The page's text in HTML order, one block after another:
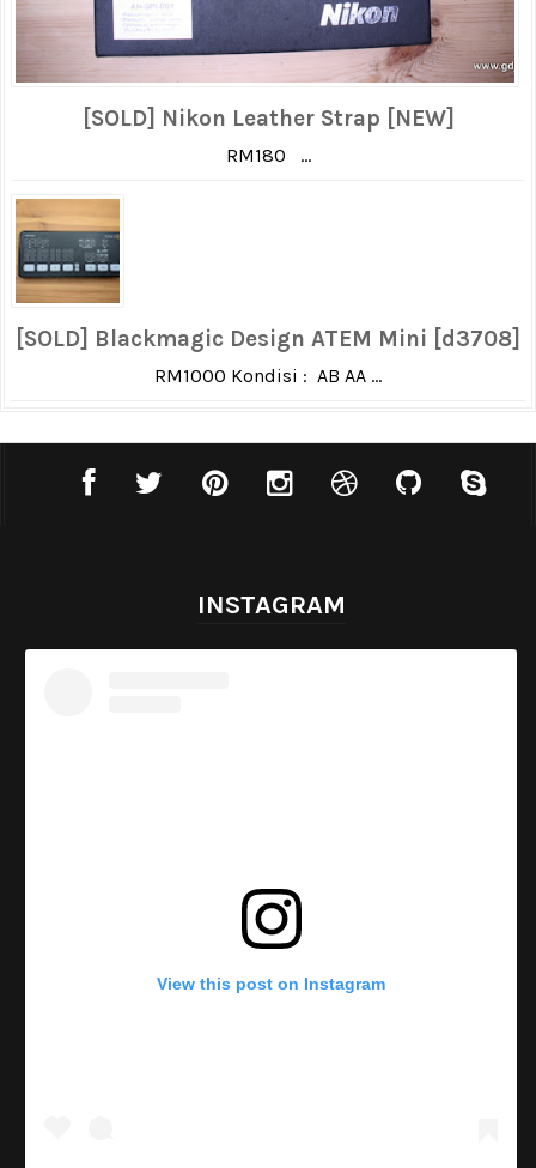
[SOLD] Nikon Leather Strap [NEW]
RM180 ...
[SOLD] Blackmagic Design ATEM Mini [d3708]
RM1000 Kondisi : AB AA ...
INSTAGRAM
View this post on Instagram